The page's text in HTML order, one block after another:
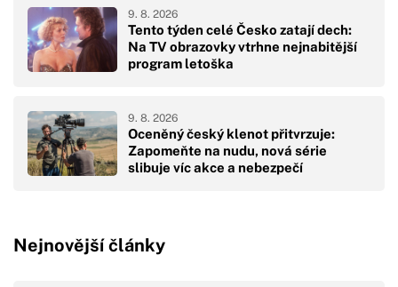
Tento týden celé Česko zatají dech:
Na TV obrazovky vtrhne nejnabitější
program letoška
9. 8. 2026
Oceněný český klenot přitvrzuje:
Zapomeňte na nudu, nová série
slibuje víc akce a nebezpečí
9. 8. 2026
Nejnovější články